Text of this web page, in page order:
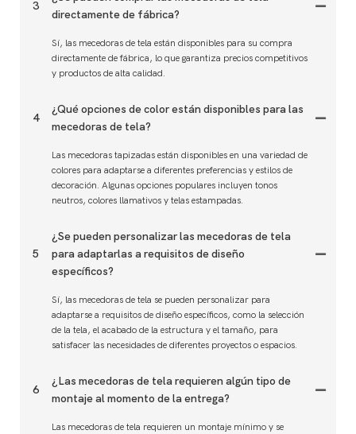
3
directamente de fábrica?
Sí, las mecedoras de tela están disponibles para su compra
directamente de fábrica, lo que garantiza precios competitivos
y productos de alta calidad.
4
¿Qué opciones de color están disponibles para las
mecedoras de tela?
Las mecedoras tapizadas están disponibles en una variedad de
colores para adaptarse a diferentes preferencias y estilos de
decoración. Algunas opciones populares incluyen tonos
neutros, colores llamativos y telas estampadas.
5
¿Se pueden personalizar las mecedoras de tela
para adaptarlas a requisitos de diseño
específicos?
Sí, las mecedoras de tela se pueden personalizar para
adaptarse a requisitos de diseño específicos, como la selección
de la tela, el acabado de la estructura y el tamaño, para
satisfacer las necesidades de diferentes proyectos o espacios.
6
¿Las mecedoras de tela requieren algún tipo de
montaje al momento de la entrega?
Las mecedoras de tela requieren un montaje mínimo y se